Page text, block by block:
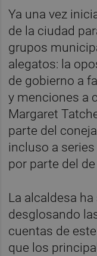
Ya una vez
de la ciudad
grupos
alegatos: la
de gobierno a
y menciones a
Margaret
parte del
incluso a
por parte del
La alcaldesa
desglosando
cuentas de
que los